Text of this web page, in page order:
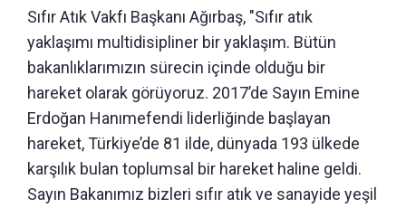
Sıfır Atık Vakfı Başkanı Ağırbaş, "Sıfır atık
yaklaşımı multidisipliner bir yaklaşım. Bütün
bakanlıklarımızın sürecin içinde olduğu bir
hareket olarak görüyoruz. 2017’de Sayın Emine
Erdoğan Hanımefendi liderliğinde başlayan
hareket, Türkiye’de 81 ilde, dünyada 193 ülkede
karşılık bulan toplumsal bir hareket haline geldi.
Sayın Bakanımız bizleri sıfır atık ve sanayide yeşil